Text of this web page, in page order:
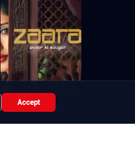
Accept
Zaara - pyaar ki saugat